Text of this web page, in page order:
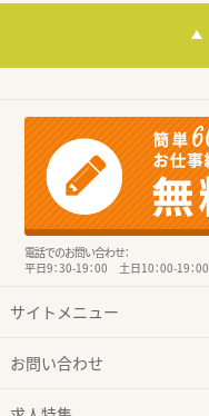
電話でのお問い合わせ：
平日9：30-19：00 土日10：00-19：00
サイトメニュー
お問い合わせ